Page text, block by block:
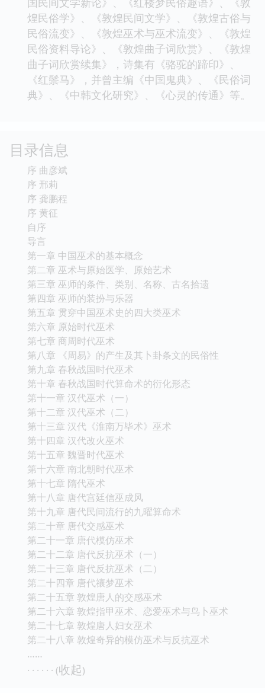
煌民俗学》、《敦煌民间文学》、《敦煌古俗与
民俗流变》、《敦煌巫术与巫术流变》、《敦煌
民俗资料导论》、《敦煌曲子词欣赏》、《敦煌
曲子词欣赏续集》，诗集有《骆驼的蹄印》、
《红鬃马》，并曾主编《中国鬼典》、《民俗词
典》、《中韩文化研究》、《心灵的传通》等。
目录信息
序 曲彦斌
序 邢莉
序 龚鹏程
序 黄征
自序
导言
第一章 中国巫术的基本概念
第二章 巫术与原始医学、原始艺术
第三章 巫师的条件、类别、名称、古名拾遗
第四章 巫师的装扮与乐器
第五章 贯穿中国巫术史的四大类巫术
第六章 原始时代巫术
第七章 商周时代巫术
第八章 《周易》的产生及其卜卦条文的民俗性
第九章 春秋战国时代巫术
第十章 春秋战国时代算命术的衍化形态
第十一章 汉代巫术（一）
第十二章 汉代巫术（二）
第十三章 汉代《淮南万毕术》巫术
第十四章 汉代改火巫术
第十五章 魏晋时代巫术
第十六章 南北朝时代巫术
第十七章 隋代巫术
第十八章 唐代宫廷信巫成风
第十九章 唐代民间流行的九曜算命术
第二十章 唐代交感巫术
第二十一章 唐代模仿巫术
第二十二章 唐代反抗巫术（一）
第二十三章 唐代反抗巫术（二）
第二十四章 唐代禳梦巫术
第二十五章 敦煌唐人的交感巫术
第二十六章 敦煌指甲巫术、恋爱巫术与鸟卜巫术
第二十七章 敦煌唐人妇女巫术
第二十八章 敦煌奇异的模仿巫术与反抗巫术
……
· · · · · · (收起)